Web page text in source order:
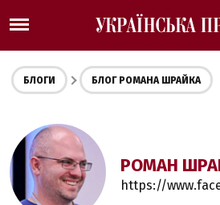
БЛОГИ БЛОГ РОМАНА ШРАЙКА
РОМАН
https://